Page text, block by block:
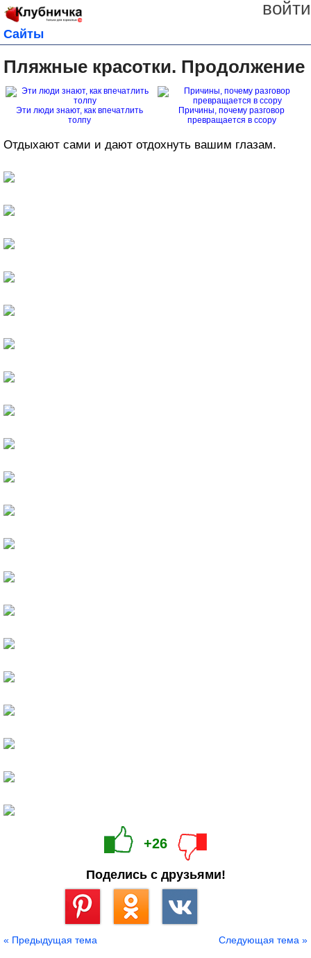
войти
Сайты
Пляжные красотки. Продолжение
Эти люди знают, как впечатлить
толпу
Причины, почему разговор
превращается в ссору
Отдыхают сами и дают отдохнуть вашим глазам.
+26
Поделись с друзьями!
« Предыдущая тема Следующая тема »